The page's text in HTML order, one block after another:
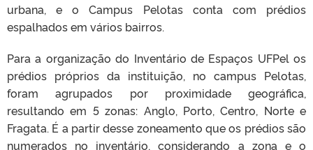
urbana, e o Campus Pelotas conta com prédios
espalhados em vários bairros.
Para a organização do Inventário de Espaços UFPel os
prédios próprios da instituição, no campus Pelotas,
foram agrupados por proximidade geográfica,
resultando em 5 zonas: Anglo, Porto, Centro, Norte e
Fragata. É a partir desse zoneamento que os prédios são
numerados no inventário, considerando a zona e o